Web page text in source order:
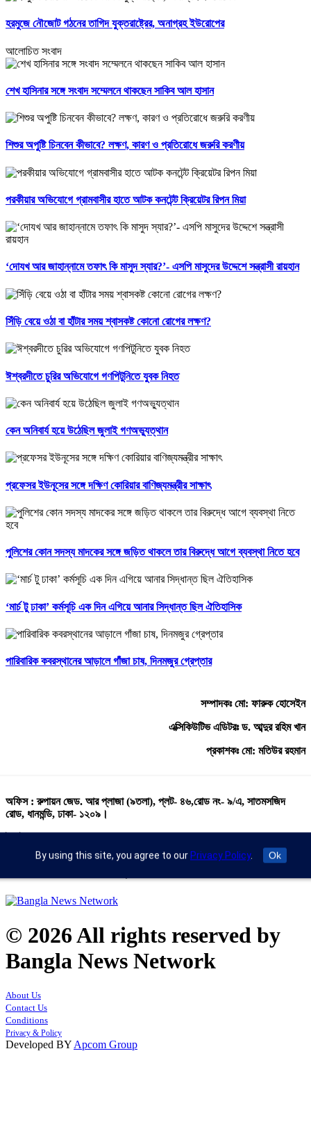
হরমুজে নৌজোট গঠনের তাগিদ যুক্তরাষ্ট্রের, অনাগ্রহ ইউরোপের
আলোচিত সংবাদ
শেখ হাসিনার সঙ্গে সংবাদ সম্মেলনে থাকছেন সাকিব আল হাসান
শিশুর অপুষ্টি চিনবেন কীভাবে? লক্ষণ, কারণ ও প্রতিরোধে জরুরি করণীয়
পরকীয়ার অভিযোগে গ্রামবাসীর হাতে আটক কনটেন্ট ক্রিয়েটর রিপন মিয়া
‘দোযখ আর জাহান্নামে তফাৎ কি মাসুদ স্যার?’- এসপি মাসুদের উদ্দেশে সন্ত্রাসী রায়হান
সিঁড়ি বেয়ে ওঠা বা হাঁটার সময় শ্বাসকষ্ট কোনো রোগের লক্ষণ?
ঈশ্বরদীতে চুরির অভিযোগে গণপিটুনিতে যুবক নিহত
কেন অনিবার্য হয়ে উঠেছিল জুলাই গণঅভ্যুত্থান
প্রফেসর ইউনূসের সঙ্গে দক্ষিণ কোরিয়ার বাণিজ্যমন্ত্রীর সাক্ষাৎ
পুলিশের কোন সদস্য মাদকের সঙ্গে জড়িত থাকলে তার বিরুদ্ধে আগে ব্যবস্থা নিতে হবে
‘মার্চ টু ঢাকা’ কর্মসূচি এক দিন এগিয়ে আনার সিদ্ধান্ত ছিল ঐতিহাসিক
পারিবারিক কবরস্থানের আড়ালে গাঁজা চাষ, দিনমজুর গ্রেপ্তার
সম্পাদকঃ মো: ফারুক হোসেইন
এক্সিকিউটিভ এডিটরঃ ড. আব্দুর রহিম খান
প্রকাশকঃ মো: মতিউর রহমান
অফিস : রুপায়ন জেড. আর প্লাজা (৯তলা), প্লট- ৪৬,রোড নং- ৯/এ, সাতমসজিদ
রোড, ধানমন্ডি, ঢাকা- ১২০৯।
banglanewsnetwork@gmail.com
© 2026 All rights reserved by
Bangla News Network
About Us
Contact Us
Conditions
Privacy & Policy
Developed BY Apcom Group
By using this site, you agree to our Privacy Policy. Ok